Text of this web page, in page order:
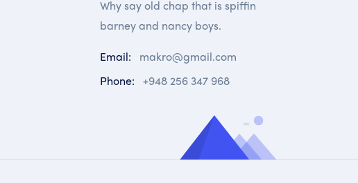
Why say old chap that is spiffin
barney and nancy boys.
Email:
makro@gmail.com
Phone: +948 256 347 968